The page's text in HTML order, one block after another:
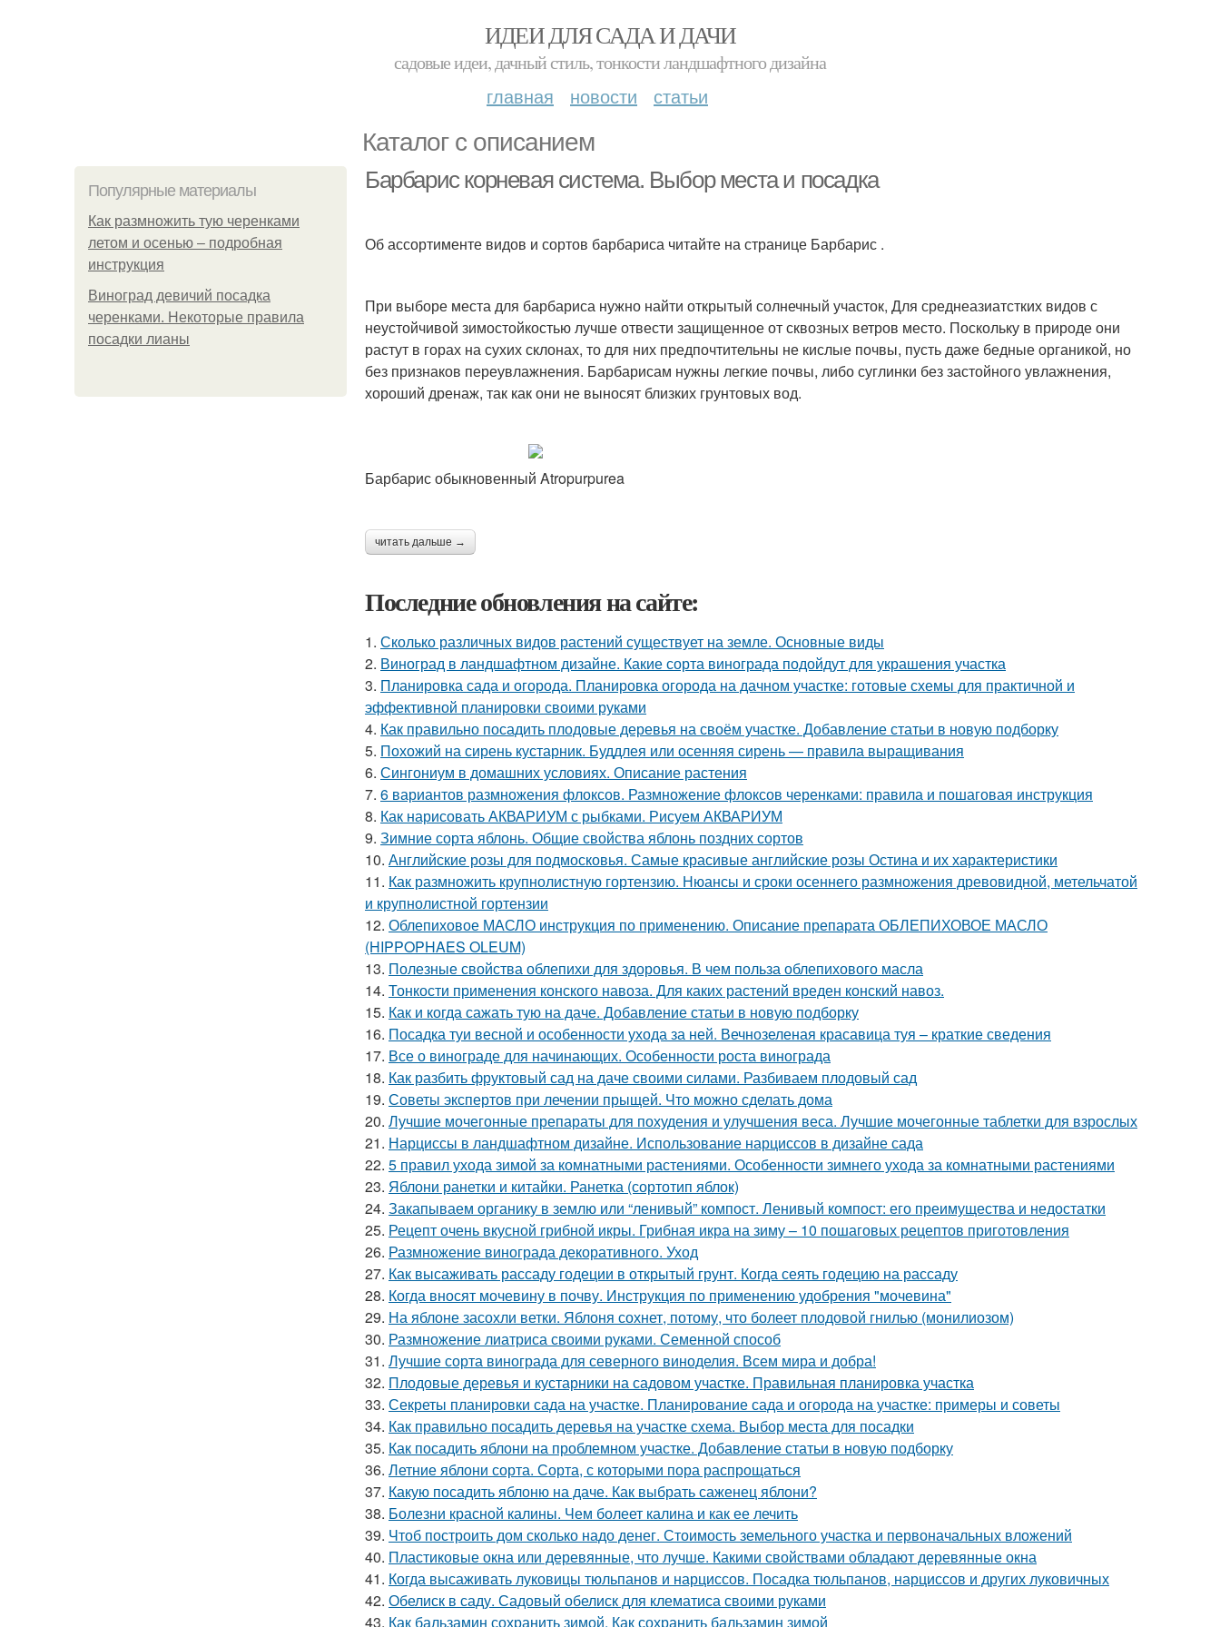
ИДЕИ ДЛЯ САДА И ДАЧИ
садовые идеи, дачный стиль, тонкости ландшафтного дизайна
главная новости статьи
Каталог с описанием
Популярные материалы
Как размножить тую черенками
летом и осенью – подробная
инструкция
Виноград девичий посадка
черенками. Некоторые правила
посадки лианы
Барбарис корневая система. Выбор места и посадка
Об ассортименте видов и сортов барбариса читайте на странице Барбарис .
При выборе места для барбариса нужно найти открытый солнечный участок, Для среднеазиатстких видов с
неустойчивой зимостойкостью лучше отвести защищенное от сквозных ветров место. Поскольку в природе они
растут в горах на сухих склонах, то для них предпочтительны не кислые почвы, пусть даже бедные органикой, но
без признаков переувлажнения. Барбарисам нужны легкие почвы, либо суглинки без застойного увлажнения,
хороший дренаж, так как они не выносят близких грунтовых вод.
Барбарис обыкновенный Atropurpurea
читать дальше →
Последние обновления на сайте:
1. Сколько различных видов растений существует на земле. Основные виды
2. Виноград в ландшафтном дизайне. Какие сорта винограда подойдут для украшения участка
3. Планировка сада и огорода. Планировка огорода на дачном участке: готовые схемы для практичной и
эффективной планировки своими руками
4. Как правильно посадить плодовые деревья на своём участке. Добавление статьи в новую подборку
5. Похожий на сирень кустарник. Буддлея или осенняя сирень — правила выращивания
6. Сингониум в домашних условиях. Описание растения
7. 6 вариантов размножения флоксов. Размножение флоксов черенками: правила и пошаговая инструкция
8. Как нарисовать АКВАРИУМ с рыбками. Рисуем АКВАРИУМ
9. Зимние сорта яблонь. Общие свойства яблонь поздних сортов
10. Английские розы для подмосковья. Самые красивые английские розы Остина и их характеристики
11. Как размножить крупнолистную гортензию. Нюансы и сроки осеннего размножения древовидной, метельчатой
и крупнолистной гортензии
12. Облепиховое МАСЛО инструкция по применению. Описание препарата ОБЛЕПИХОВОЕ МАСЛО
(HIPPOPHAES OLEUM)
13. Полезные свойства облепихи для здоровья. В чем польза облепихового масла
14. Тонкости применения конского навоза. Для каких растений вреден конский навоз.
15. Как и когда сажать тую на даче. Добавление статьи в новую подборку
16. Посадка туи весной и особенности ухода за ней. Вечнозеленая красавица туя – краткие сведения
17. Все о винограде для начинающих. Особенности роста винограда
18. Как разбить фруктовый сад на даче своими силами. Разбиваем плодовый сад
19. Советы экспертов при лечении прыщей. Что можно сделать дома
20. Лучшие мочегонные препараты для похудения и улучшения веса. Лучшие мочегонные таблетки для взрослых
21. Нарциссы в ландшафтном дизайне. Использование нарциссов в дизайне сада
22. 5 правил ухода зимой за комнатными растениями. Особенности зимнего ухода за комнатными растениями
23. Яблони ранетки и китайки. Ранетка (сортотип яблок)
24. Закапываем органику в землю или “ленивый” компост. Ленивый компост: его преимущества и недостатки
25. Рецепт очень вкусной грибной икры. Грибная икра на зиму – 10 пошаговых рецептов приготовления
26. Размножение винограда декоративного. Уход
27. Как высаживать рассаду годеции в открытый грунт. Когда сеять годецию на рассаду
28. Когда вносят мочевину в почву. Инструкция по применению удобрения "мочевина"
29. На яблоне засохли ветки. Яблоня сохнет, потому, что болеет плодовой гнилью (монилиозом)
30. Размножение лиатриса своими руками. Семенной способ
31. Лучшие сорта винограда для северного виноделия. Всем мира и добра!
32. Плодовые деревья и кустарники на садовом участке. Правильная планировка участка
33. Секреты планировки сада на участке. Планирование сада и огорода на участке: примеры и советы
34. Как правильно посадить деревья на участке схема. Выбор места для посадки
35. Как посадить яблони на проблемном участке. Добавление статьи в новую подборку
36. Летние яблони сорта. Сорта, с которыми пора распрощаться
37. Какую посадить яблоню на даче. Как выбрать саженец яблони?
38. Болезни красной калины. Чем болеет калина и как ее лечить
39. Чтоб построить дом сколько надо денег. Стоимость земельного участка и первоначальных вложений
40. Пластиковые окна или деревянные, что лучше. Какими свойствами обладают деревянные окна
41. Когда высаживать луковицы тюльпанов и нарциссов. Посадка тюльпанов, нарциссов и других луковичных
42. Обелиск в саду. Садовый обелиск для клематиса своими руками
43. Как бальзамин сохранить зимой. Как сохранить бальзамин зимой